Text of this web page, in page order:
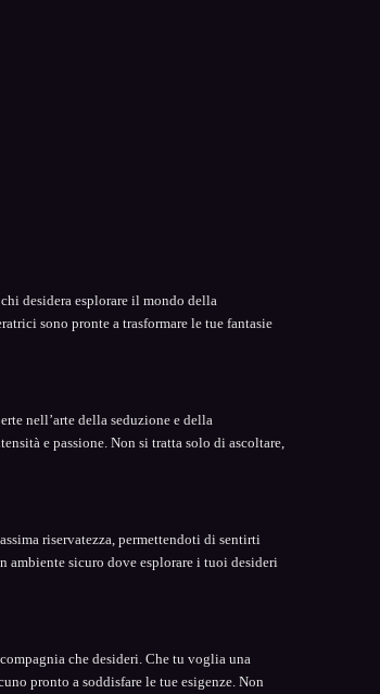
desidera esplorare il mondo della
sono pronte a trasformare le tue fantasie
nell’arte della seduzione e della
e passione. Non si tratta solo di ascoltare,
riservatezza, permettendoti di sentirti
ambiente sicuro dove esplorare i tuoi desideri
che desideri. Che tu voglia una
pronto a soddisfare le tue esigenze. Non